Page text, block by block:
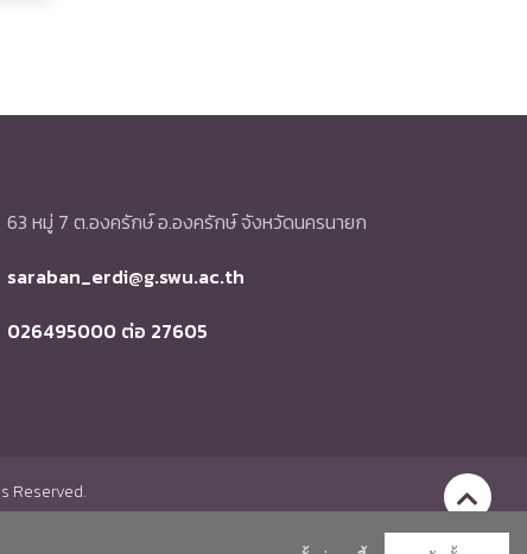
Go to
63 หมู่ 7 ต.องครักษ์ อ.องครักษ์ จังหวัดนครนายก
saraban_erdi@g.swu.ac.th
026495000 ต่อ 27605
Reserved.